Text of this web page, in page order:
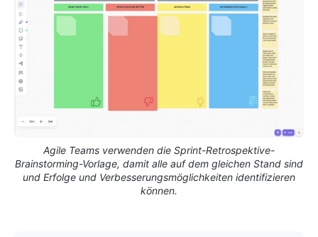
Agile Teams verwenden die Sprint-Retrospektive-
Brainstorming-Vorlage, damit alle auf dem gleichen Stand sind
und Erfolge und Verbesserungsmöglichkeiten identifizieren
können.